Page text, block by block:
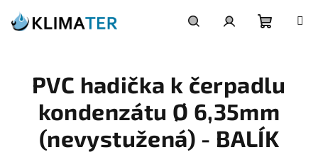
obsah
košík
PVC hadička k čerpadlu
kondenzátu Ø 6,35mm
(nevystužená) - BALÍK